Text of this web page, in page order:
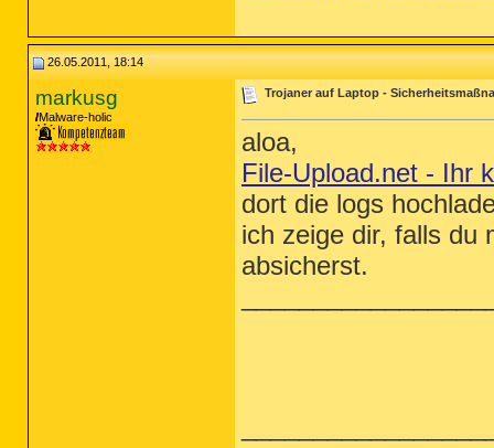
26.05.2011, 18:14
markusg
Malware-holic
Trojaner auf Laptop -
aloa,
File-Upload.net - Ihr
dort die logs
ich zeige dir, falls du
absicherst.